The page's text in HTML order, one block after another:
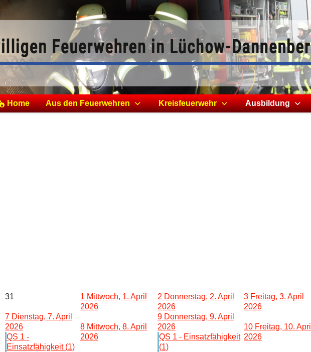
Home Aus den Feuerwehren Kreisfeuerwehr Ausbildung
31 1 Mittwoch, 1. April
2026
2 Donnerstag, 2. April
2026
3 Freitag, 3. April
2026
7 Dienstag, 7. April
2026
QS 1 -
Einsatzfähigkeit (1)
8 Mittwoch, 8. April
2026
9 Donnerstag, 9. April
2026
QS 1 - Einsatzfähigkeit
(1)
10 Freitag, 10. April
2026